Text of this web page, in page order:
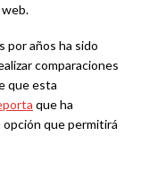
por años ha sido
comparaciones
que esta
que ha
opción que permitirá